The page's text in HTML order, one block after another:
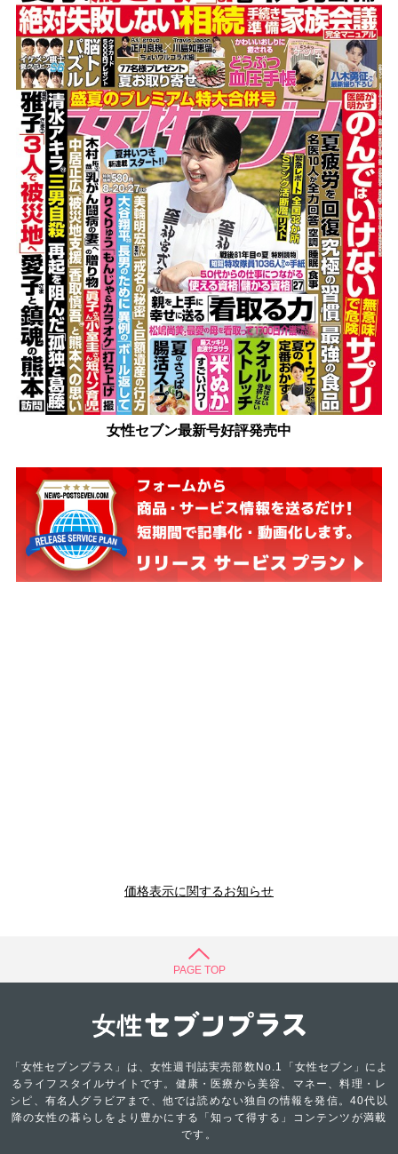
女性セブン最新号好評発売中
価格表示に関するお知らせ
PAGE TOP
「女性セブンプラス」は、女性週刊誌実売部数No.1「女性セブン」によ
るライフスタイルサイトです。健康・医療から美容、マネー、料理・レ
シピ、有名人グラビアまで、他では読めない独自の情報を発信。40代以
降の女性の暮らしをより豊かにする「知って得する」コンテンツが満載
です。